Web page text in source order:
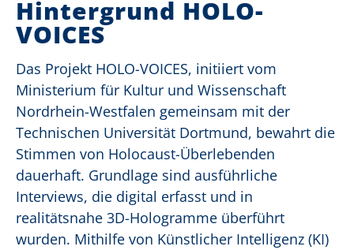
Hintergrund HOLO-
VOICES
Das Projekt HOLO-VOICES, initiiert vom
Ministerium für Kultur und Wissenschaft
Nordrhein-Westfalen gemeinsam mit der
Technischen Universität Dortmund, bewahrt die
Stimmen von Holocaust-Überlebenden
dauerhaft. Grundlage sind ausführliche
Interviews, die digital erfasst und in
realitätsnahe 3D-Hologramme überführt
wurden. Mithilfe von Künstlicher Intelligenz (KI)